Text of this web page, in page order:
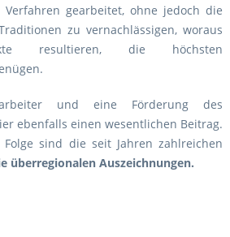
gearbeitet, ohne jedoch die
zu vernachlässigen, woraus
resultieren, die höchsten
und eine Förderung des
ebenfalls einen wesentlichen Beitrag.
sind die seit Jahren zahlreichen
überregionalen Auszeichnungen.